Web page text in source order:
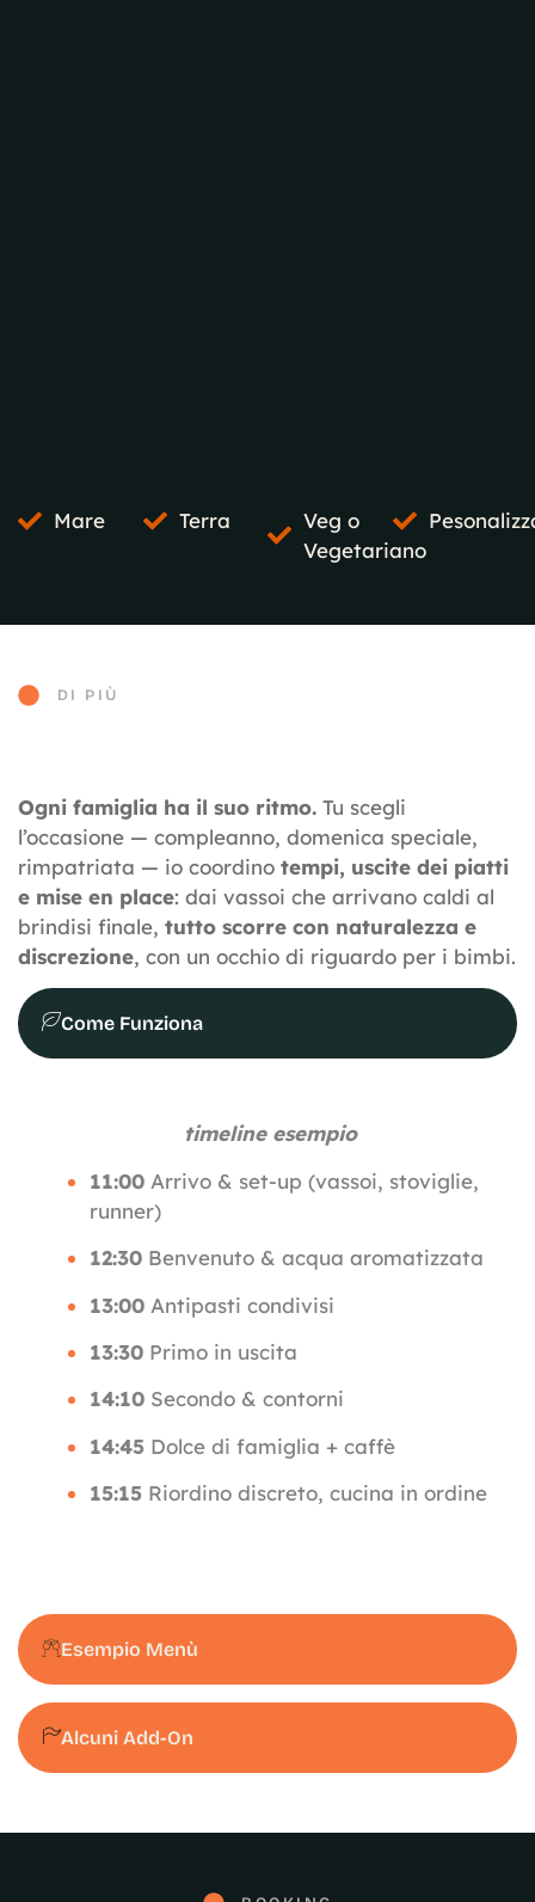
Mare Terra
Veg o
Vegetariano
DI PIÙ
Ogni famiglia ha il suo ritmo. Tu scegli
l’occasione — compleanno, domenica speciale,
rimpatriata — io coordino tempi, uscite dei piatti
e mise en place: dai vassoi che arrivano caldi al
brindisi finale, tutto scorre con naturalezza e
discrezione, con un occhio di riguardo per i bimbi.
Come Funziona
Esempio Menù
Alcuni Add-On
timeline esempio
11:00 Arrivo & set-up (vassoi, stoviglie,
runner)
12:30 Benvenuto & acqua aromatizzata
13:00 Antipasti condivisi
13:30 Primo in uscita
14:10 Secondo & contorni
14:45 Dolce di famiglia + caffè
15:15 Riordino discreto, cucina in ordine